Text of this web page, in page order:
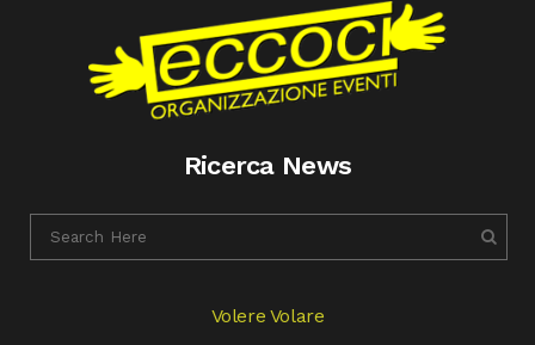
Ricerca News
Volere Volare